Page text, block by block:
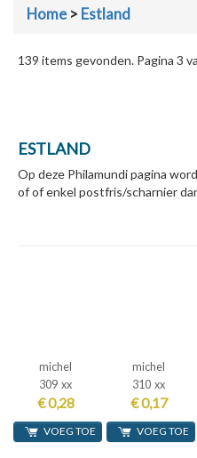
Home>Estland
139 items gevonden. Pagina 3
ESTLAND
Op deze Philamundi pagina
of of enkel postfris/scharnier
michel
309 xx
€ 0,28
VOEG TOE
michel
310 xx
€ 0,17
VOEG TOE